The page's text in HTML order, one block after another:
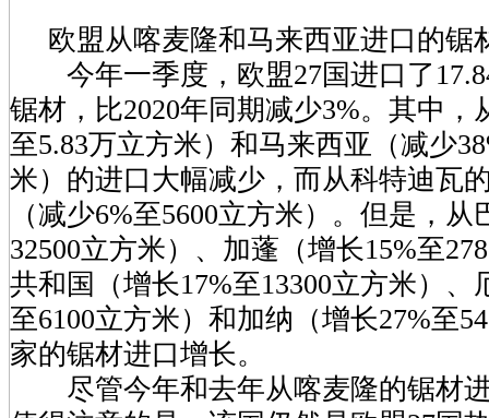
欧盟从喀麦隆和马来西亚进口的锯
今年一季度，欧盟27国进口了
锯材，比2020年同期减少3%。其中，
至5.83万立方米）和马来西亚（减少
米）的进口大幅减少，而从科特迪瓦
（减少6%至5600立方米）。但是，
32500立方米）、加蓬（增长15%至
共和国（增长17%至13300立方米）、
至6100立方米）和加纳（增长27%至
家的锯材进口增长。
尽管今年和去年从喀麦隆的锯材